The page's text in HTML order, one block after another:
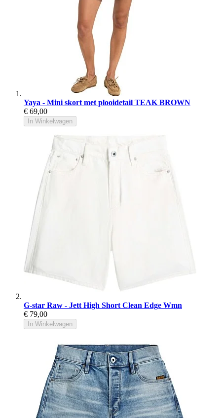
Yaya - Mini skort met plooidetail TEAK BROWN
€ 69,00
In Winkelwagen
G-star Raw - Jett High Short Clean Edge Wmn
€ 79,00
In Winkelwagen